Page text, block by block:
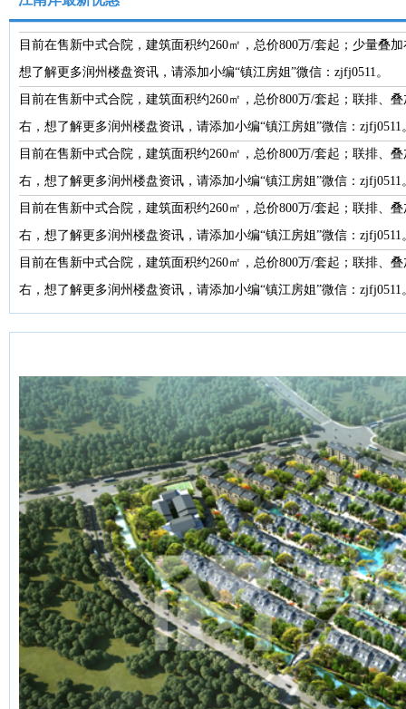
目前在售新中式合院，建筑面积约260㎡，总价800万/套起；少量叠
想了解更多润州楼盘资讯，请添加小编“镇江房姐”微信：zjfj0511。
目前在售新中式合院，建筑面积约260㎡，总价800万/套起；联排、
右，想了解更多润州楼盘资讯，请添加小编“镇江房姐”微信：zjfj0511
目前在售新中式合院，建筑面积约260㎡，总价800万/套起；联排、
右，想了解更多润州楼盘资讯，请添加小编“镇江房姐”微信：zjfj0511
目前在售新中式合院，建筑面积约260㎡，总价800万/套起；联排、
右，想了解更多润州楼盘资讯，请添加小编“镇江房姐”微信：zjfj0511
目前在售新中式合院，建筑面积约260㎡，总价800万/套起；联排、
右，想了解更多润州楼盘资讯，请添加小编“镇江房姐”微信：zjfj0511